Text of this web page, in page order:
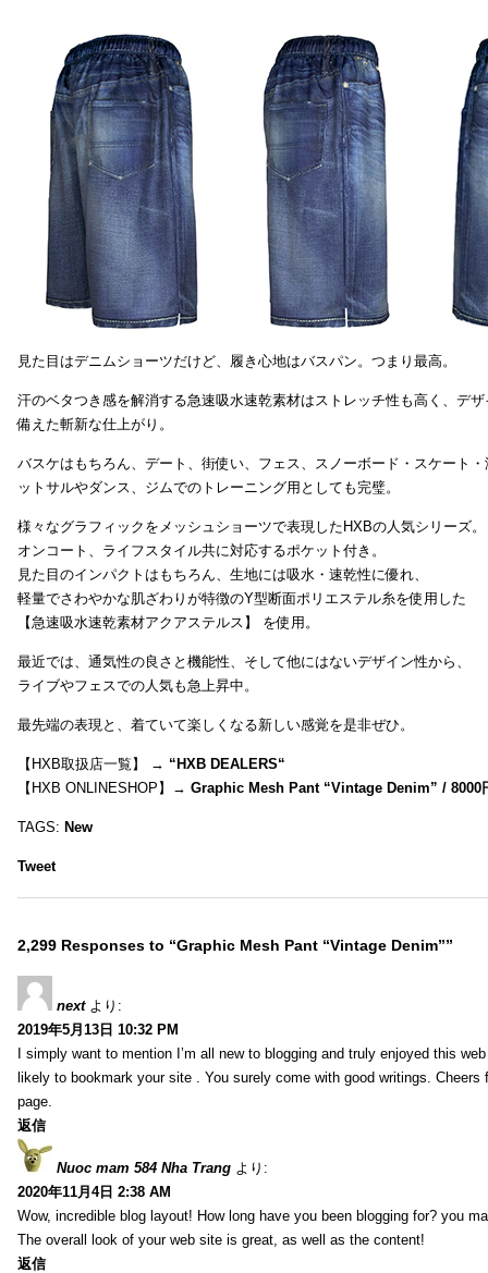
見た目はデニムショーツだけど、履き心地はバスパン。つまり最高。
汗のベタつき感を解消する急速吸水速乾素材はストレッチ性も高く、デ
備えた斬新な仕上がり。
バスケはもちろん、デート、街使い、フェス、スノーボード・スケート
ットサルやダンス、ジムでのトレーニング用としても完璧。
様々なグラフィックをメッシュショーツで表現したHXBの人気シリーズ。
オンコート、ライフスタイル共に対応するポケット付き。
見た目のインパクトはもちろん、生地には吸水・速乾性に優れ、
軽量でさわやかな肌ざわりが特徴のY型断面ポリエステル糸を使用した
【急速吸水速乾素材アクアステルス】 を使用。
最近では、通気性の良さと機能性、そして他にはないデザイン性から、
ライブやフェスでの人気も急上昇中。
最先端の表現と、着ていて楽しくなる新しい感覚を是非ぜひ。
【HXB取扱店一覧】 → “HXB DEALERS“
【HXB ONLINESHOP】→ Graphic Mesh Pant “Vintage Denim” / 8000
TAGS: New
Tweet
2,299 Responses to “Graphic Mesh Pant “Vintage Denim””
next より:
2019年5月13日 10:32 PM
I simply want to mention I’m all new to blogging and truly enjoyed this
likely to bookmark your site . You surely come with good writings. Cheers
page.
返信
Nuoc mam 584 Nha Trang より:
2020年11月4日 2:38 AM
Wow, incredible blog layout! How long have you been blogging for? you
The overall look of your web site is great, as well as the content!
返信